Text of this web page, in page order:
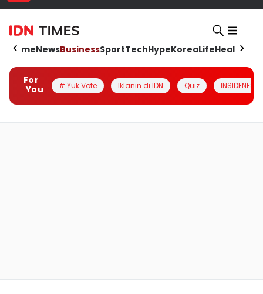
HomeNewsBusinessSportTechHypeKoreaLifeHealth
For
You
# Yuk Vote Iklanin di IDN Quiz INSIDENESIA